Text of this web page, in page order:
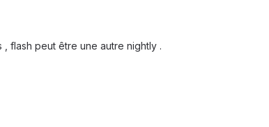
flash peut être une autre nightly .